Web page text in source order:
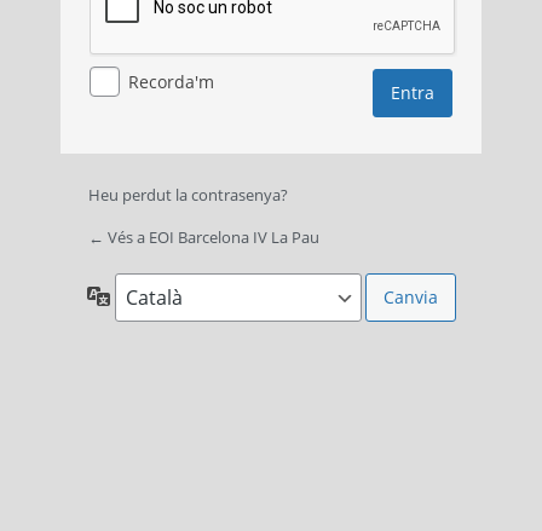
Recorda'm
Heu perdut la contrasenya?
← Vés a EOI Barcelona IV La Pau
Idioma